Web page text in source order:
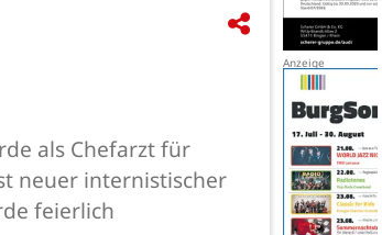
als Chefarzt für
neuer internistischer
feierlich